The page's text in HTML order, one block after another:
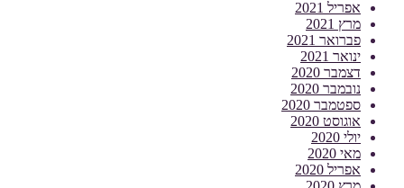
אפריל 2021
מרץ 2021
פברואר 2021
ינואר 2021
דצמבר 2020
נובמבר 2020
ספטמבר 2020
אוגוסט 2020
יולי 2020
מאי 2020
אפריל 2020